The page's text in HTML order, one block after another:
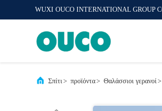
WUXI OUCO INTERNATIONAL GROUP
Σπίτι> προϊόντα> Θαλάσσιοι γερανοί>